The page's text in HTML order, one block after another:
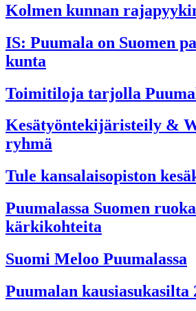
Kolmen kunnan
IS: Puumala on Suomen
kunta
Toimitiloja tarjolla
Kesätyöntekijäristeily &
ryhmä
Tule kansalaisopiston
Puumalassa Suomen
kärkikohteita
Suomi Meloo Puumalassa
Puumalan kausiasukasilta